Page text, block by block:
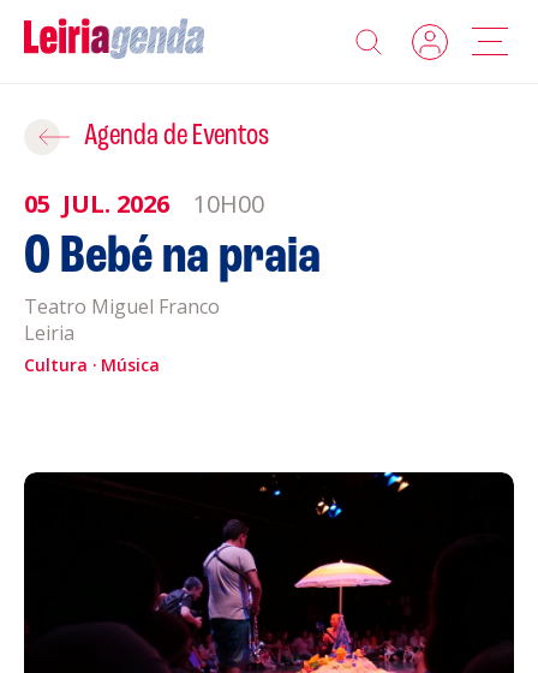
Agenda
Sobre a Leiriagenda
Promotores
Clubes Desportivos
Acompanhe a Leiria Agenda
Agenda de Eventos
05 JUL. 2026 10H00
O Bebé na praia
Teatro Miguel Franco
Leiria
Cultura Música
Adicionar ao Roteiro
ROTEIROS EXISTENTES
CRIAR NOVO